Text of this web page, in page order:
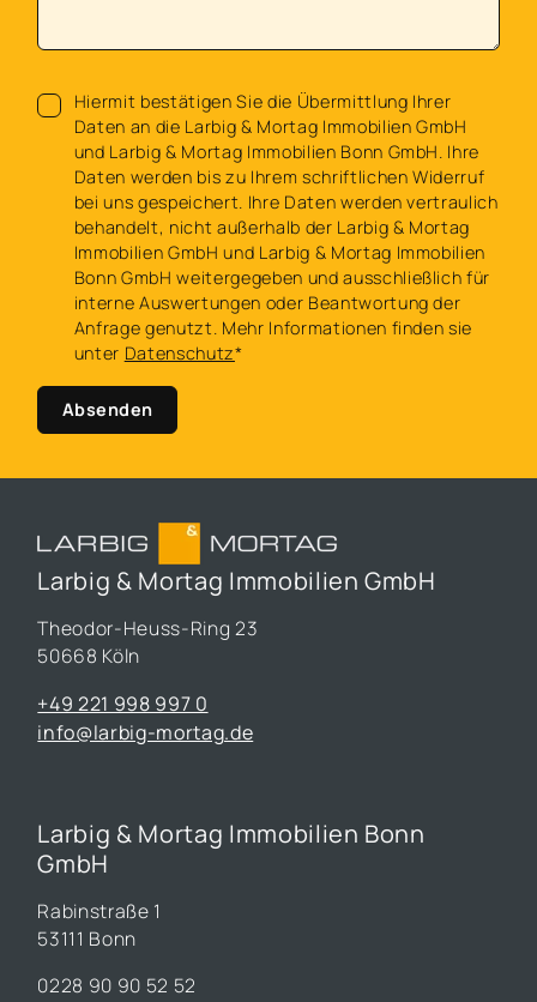
Hiermit bestätigen Sie die Übermittlung Ihrer
Daten an die Larbig & Mortag Immobilien GmbH
und Larbig & Mortag Immobilien Bonn GmbH. Ihre
Daten werden bis zu Ihrem schriftlichen Widerruf
bei uns gespeichert. Ihre Daten werden vertraulich
behandelt, nicht außerhalb der Larbig & Mortag
Immobilien GmbH und Larbig & Mortag Immobilien
Bonn GmbH weitergegeben und ausschließlich für
interne Auswertungen oder Beantwortung der
Anfrage genutzt. Mehr Informationen finden sie
unter Datenschutz*
Absenden
Larbig & Mortag Immobilien GmbH
Theodor-Heuss-Ring 23
50668 Köln
+49 221 998 997 0
info@larbig-mortag.de
Larbig & Mortag Immobilien Bonn
GmbH
Rabinstraße 1
53111 Bonn
0228 90 90 52 52